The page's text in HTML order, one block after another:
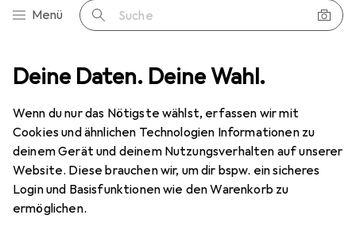
Deine Daten. Deine Wahl.
Wenn du nur das Nötigste wählst, erfassen wir mit
Cookies und ähnlichen Technologien Informationen zu
deinem Gerät und deinem Nutzungsverhalten auf unserer
Website. Diese brauchen wir, um dir bspw. ein sicheres
Login und Basisfunktionen wie den Warenkorb zu
ermöglichen.
Navigation nach Kategorien
Menü Suche
Netzwerkkamera Axis Netzwerkkamera Q6075-E
AxisNetzwerkkamera Q6075-E
1920 x 1080 Pixels